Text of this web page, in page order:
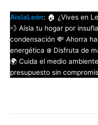
AislaLeón: 🏠 ¿Vives en
💨 Aísla tu hogar por
condensación 💸 Ahorra
energética ❄️ Disfruta de
🌍 Cuida el medio
presupuesto sin